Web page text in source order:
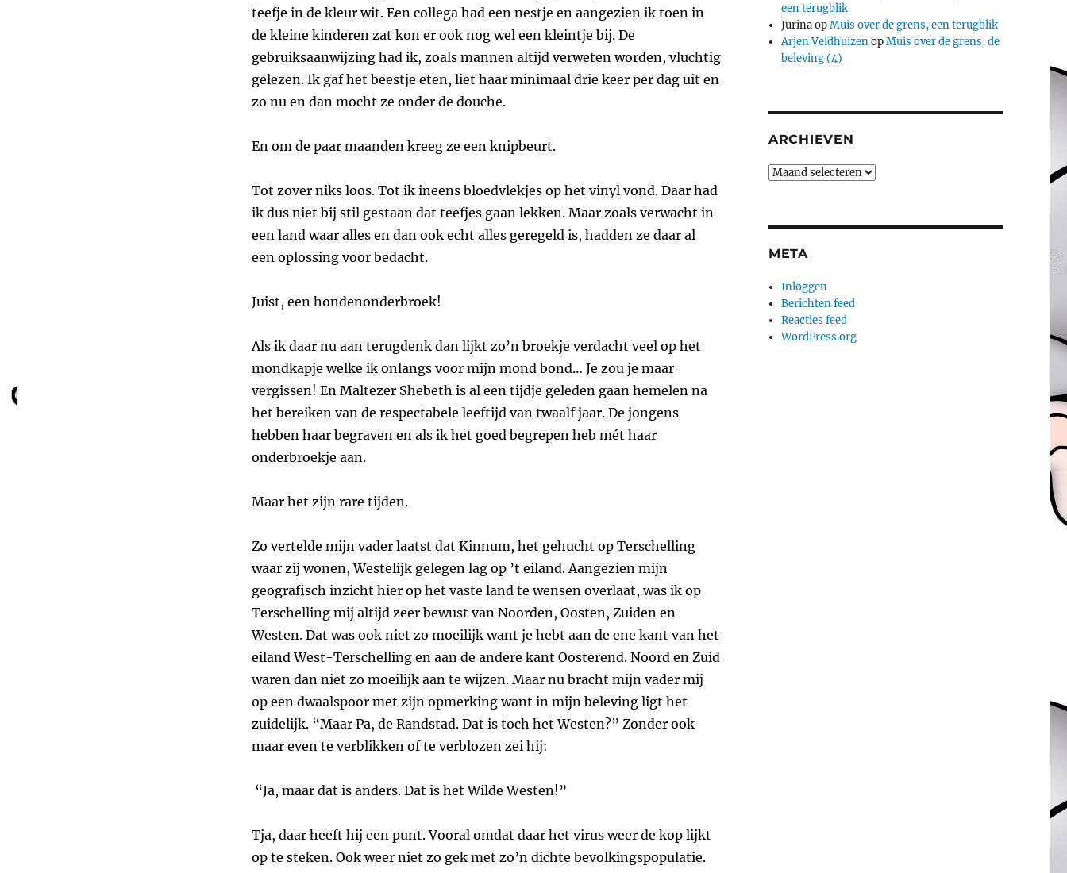
teefje in de kleur wit. Een collega had een nestje en aangezien ik toen in
de kleine kinderen zat kon er ook nog wel een kleintje bij. De
gebruiksaanwijzing had ik, zoals mannen altijd verweten worden, vluchtig
gelezen. Ik gaf het beestje eten, liet haar minimaal drie keer per dag uit en
zo nu en dan mocht ze onder de douche.
En om de paar maanden kreeg ze een knipbeurt.
Tot zover niks loos. Tot ik ineens bloedvlekjes op het vinyl vond. Daar had
ik dus niet bij stil gestaan dat teefjes gaan lekken. Maar zoals verwacht in
een land waar alles en dan ook echt alles geregeld is, hadden ze daar al
een oplossing voor bedacht.
Juist, een hondenonderbroek!
Als ik daar nu aan terugdenk dan lijkt zo’n broekje verdacht veel op het
mondkapje welke ik onlangs voor mijn mond bond… Je zou je maar
vergissen! En Maltezer Shebeth is al een tijdje geleden gaan hemelen na
het bereiken van de respectabele leeftijd van twaalf jaar. De jongens
hebben haar begraven en als ik het goed begrepen heb mét haar
onderbroekje aan.
Maar het zijn rare tijden.
Zo vertelde mijn vader laatst dat Kinnum, het gehucht op Terschelling
waar zij wonen, Westelijk gelegen lag op ’t eiland. Aangezien mijn
geografisch inzicht hier op het vaste land te wensen overlaat, was ik op
Terschelling mij altijd zeer bewust van Noorden, Oosten, Zuiden en
Westen. Dat was ook niet zo moeilijk want je hebt aan de ene kant van het
eiland West-Terschelling en aan de andere kant Oosterend. Noord en Zuid
waren dan niet zo moeilijk aan te wijzen. Maar nu bracht mijn vader mij
op een dwaalspoor met zijn opmerking want in mijn beleving ligt het
zuidelijk. “Maar Pa, de Randstad. Dat is toch het Westen?” Zonder ook
maar even te verblikken of te verblozen zei hij:
“Ja, maar dat is anders. Dat is het Wilde Westen!”
Tja, daar heeft hij een punt. Vooral omdat daar het virus weer de kop lijkt
op te steken. Ook weer niet zo gek met zo’n dichte bevolkingspopulatie.
een terugblik
JurinaopMuis over de grens, een terugblik
Arjen VeldhuizenopMuis over de grens, de
beleving (4)
ARCHIEVEN
Archieven
META
Inloggen
Berichten feed
Reacties feed
WordPress.org